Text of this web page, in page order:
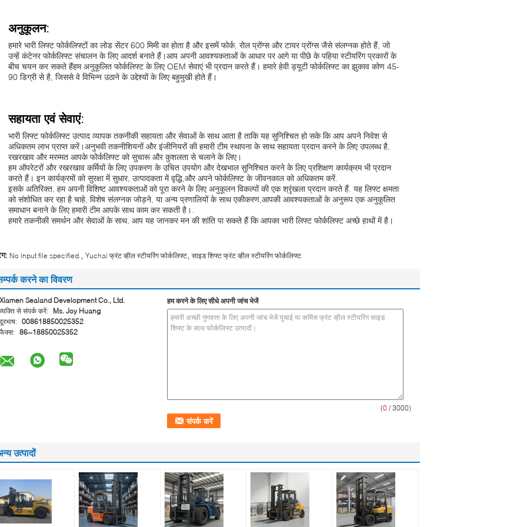
अनुकूलन:
हमारे भारी लिफ्ट फोर्कलिफ्टों का लोड सेंटर 600 मिमी का होता है और इसमें फोर्क, रोल प्रोंग्स और टायर प्रोंग्स जैसे संलग्नक होते हैं, जो
उन्हें कंटेनर फोर्कलिफ्ट संचालन के लिए आदर्श बनाते हैं।आप अपनी आवश्यकताओं के आधार पर आगे या पीछे के पहिया स्टीयरिंग प्रकारों के
बीच चयन कर सकते हैंहम अनुकूलित फोर्कलिफ्ट के लिए OEM सेवाएं भी प्रदान करते हैं। हमारे हेवी ड्यूटी फोर्कलिफ्ट का झुकाव कोण 45-
90 डिग्री से है, जिससे वे विभिन्न उठाने के उद्देश्यों के लिए बहुमुखी होते हैं।
सहायता एवं सेवाएं:
भारी लिफ्ट फोर्कलिफ्ट उत्पाद व्यापक तकनीकी सहायता और सेवाओं के साथ आता है ताकि यह सुनिश्चित हो सके कि आप अपने निवेश से
अधिकतम लाभ प्राप्त करें।अनुभवी तकनीशियनों और इंजीनियरों की हमारी टीम स्थापना के साथ सहायता प्रदान करने के लिए उपलब्ध है,
रखरखाव और मरम्मत आपके फोर्कलिफ्ट को सुचारू और कुशलता से चलाने के लिए।
हम ऑपरेटरों और रखरखाव कर्मियों के लिए उपकरण के उचित उपयोग और देखभाल सुनिश्चित करने के लिए प्रशिक्षण कार्यक्रम भी प्रदान
करते हैं। इन कार्यक्रमों को सुरक्षा में सुधार, उत्पादकता में वृद्धि,और अपने फोर्कलिफ्ट के जीवनकाल को अधिकतम करें.
इसके अतिरिक्त, हम अपनी विशिष्ट आवश्यकताओं को पूरा करने के लिए अनुकूलन विकल्पों की एक श्रृंखला प्रदान करते हैं. यह लिफ्ट क्षमता
को संशोधित कर रहा है चाहे, विशेष संलग्नक जोड़ने, या अन्य प्रणालियों के साथ एकीकरण,आपकी आवश्यकताओं के अनुरूप एक अनुकूलित
समाधान बनाने के लिए हमारी टीम आपके साथ काम कर सकती है।.
हमारे तकनीकी समर्थन और सेवाओं के साथ, आप यह जानकर मन की शांति पा सकते हैं कि आपका भारी लिफ्ट फोर्कलिफ्ट अच्छे हाथों में है।
No input file specified. Yuchai फ्रंट व्हील स्टीयरिंग फोर्कलिफ्ट साइड शिफ्ट फ्रंट व्हील स्टीयरिंग फोर्कलिफ्ट
करने का विवरण
Xiamen Sealand Development Co., Ltd.
व्यक्ति से संपर्क करें:
Ms. Joy Huang
दूरभाष: 008618850025352
फैक्स: 86--18850025352
हम करने के लिए सीधे अपनी जांच भेजें
(0 / 3000)
उत्पादों